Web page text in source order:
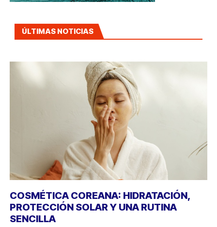
ÚLTIMAS NOTICIAS
COSMÉTICA COREANA: HIDRATACIÓN,
PROTECCIÓN SOLAR Y UNA RUTINA
SENCILLA